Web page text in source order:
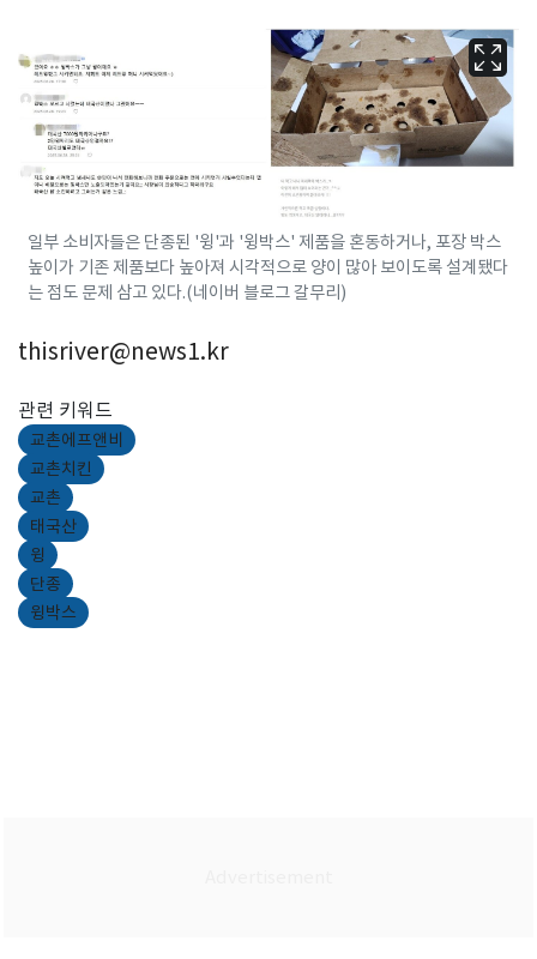
일부 소비자들은 단종된 '윙'과 '윙박스' 제품을 혼동하거나, 포장 박스
높이가 기존 제품보다 높아져 시각적으로 양이 많아 보이도록 설계됐다
는 점도 문제 삼고 있다.(네이버 블로그 갈무리)
thisriver@news1.kr
관련 키워드
교촌에프앤비
교촌치킨
교촌
태국산
윙
단종
윙박스